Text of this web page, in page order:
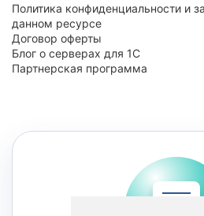
Политика конфиденциальности и
данном ресурсе
Договор оферты
Блог о серверах для 1С
Партнерская программа